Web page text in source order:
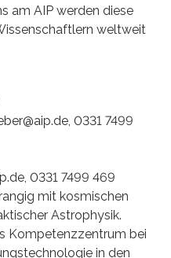
am AIP werden diese
weltweit
0331 7499
0331 7499 469
mit kosmischen
Astrophysik.
Kompetenzzentrum bei
in den